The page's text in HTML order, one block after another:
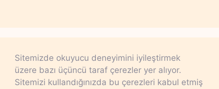
Sitemizde okuyucu deneyimini iyileştirmek
üzere bazı üçüncü taraf çerezler yer alıyor.
Sitemizi kullandığınızda bu çerezleri kabul etmiş